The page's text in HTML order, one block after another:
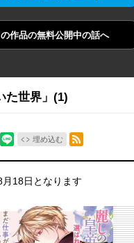
作品の無料公開中の話へ
た世界」(1)
埋め込む
RSSフィード
18日となります